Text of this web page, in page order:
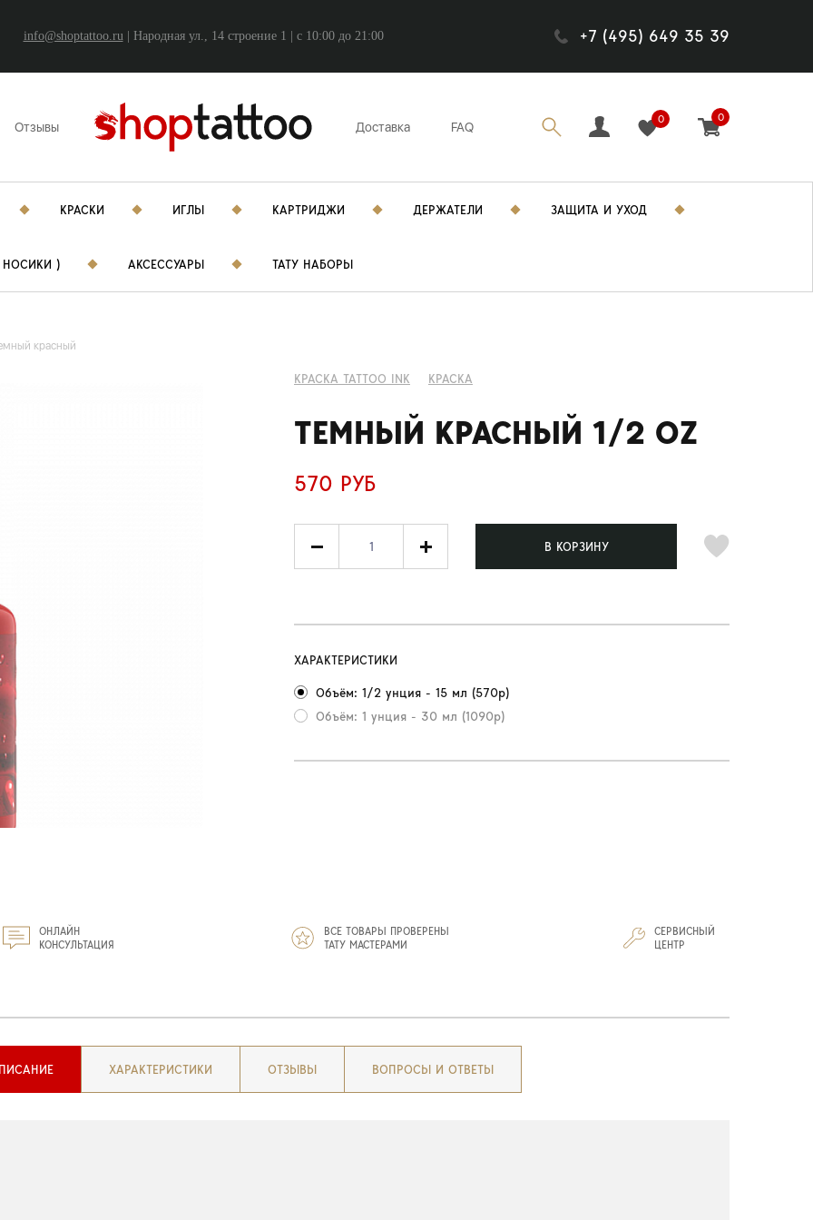
info@shoptattoo.ru| Народная ул., 14 строение 1 | c 10:00 до 21:00 +7 (495) 649 35 39
Отзывы Доставка FAQ
0 0
КРАСКИ ИГЛЫ КАРТРИДЖИ ДЕРЖАТЕЛИ ЗАЩИТА И УХОД
НОСИКИ ) АКСЕССУАРЫ ТАТУ НАБОРЫ
красный
КРАСКА TATTOO INK КРАСКА
ТЕМНЫЙ КРАСНЫЙ 1/2 OZ
570 РУБ
В КОРЗИНУ
ХАРАКТЕРИСТИКИ
Объём: 1/2 унция - 15 мл (570р)
Объём: 1 унция - 30 мл (1090р)
ОНЛАЙН
КОНСУЛЬТАЦИЯ
ВСЕ ТОВАРЫ ПРОВЕРЕНЫ
ТАТУ МАСТЕРАМИ
СЕРВИСНЫЙ
ЦЕНТР
ХАРАКТЕРИСТИКИ ОТЗЫВЫ ВОПРОСЫ И ОТВЕТЫ